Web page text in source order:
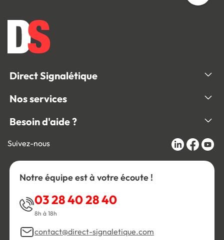
Direct Signalétique
Nos services
Besoin d'aide ?
Suivez-nous
Notre équipe est à votre écoute !
03 28 40 28 40
8h à 18h
contact@direct-signaletique.com